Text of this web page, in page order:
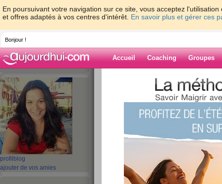
En poursuivant votre navigation sur ce site, vous acceptez
et offres adaptés à vos centres d'intérêt. En savoir plus et gérer ces
Bonjour !
Accueil Coaching Groupes
profil blog
ajouter de vos amies
>
> Recette
Blog de
Recette
sur la recette
publié le 21/09/2008 à 15:11